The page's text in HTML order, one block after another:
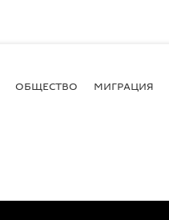
ОБЩЕСТВО МИГРАЦИЯ